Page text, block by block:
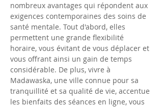
nombreux avantages qui répondent aux
exigences contemporaines des soins de
santé mentale. Tout d'abord, elles
permettent une grande flexibilité
horaire, vous évitant de vous déplacer et
vous offrant ainsi un gain de temps
considérable. De plus, vivre à
Madawaska, une ville connue pour sa
tranquillité et sa qualité de vie, accentue
les bienfaits des séances en ligne, vous